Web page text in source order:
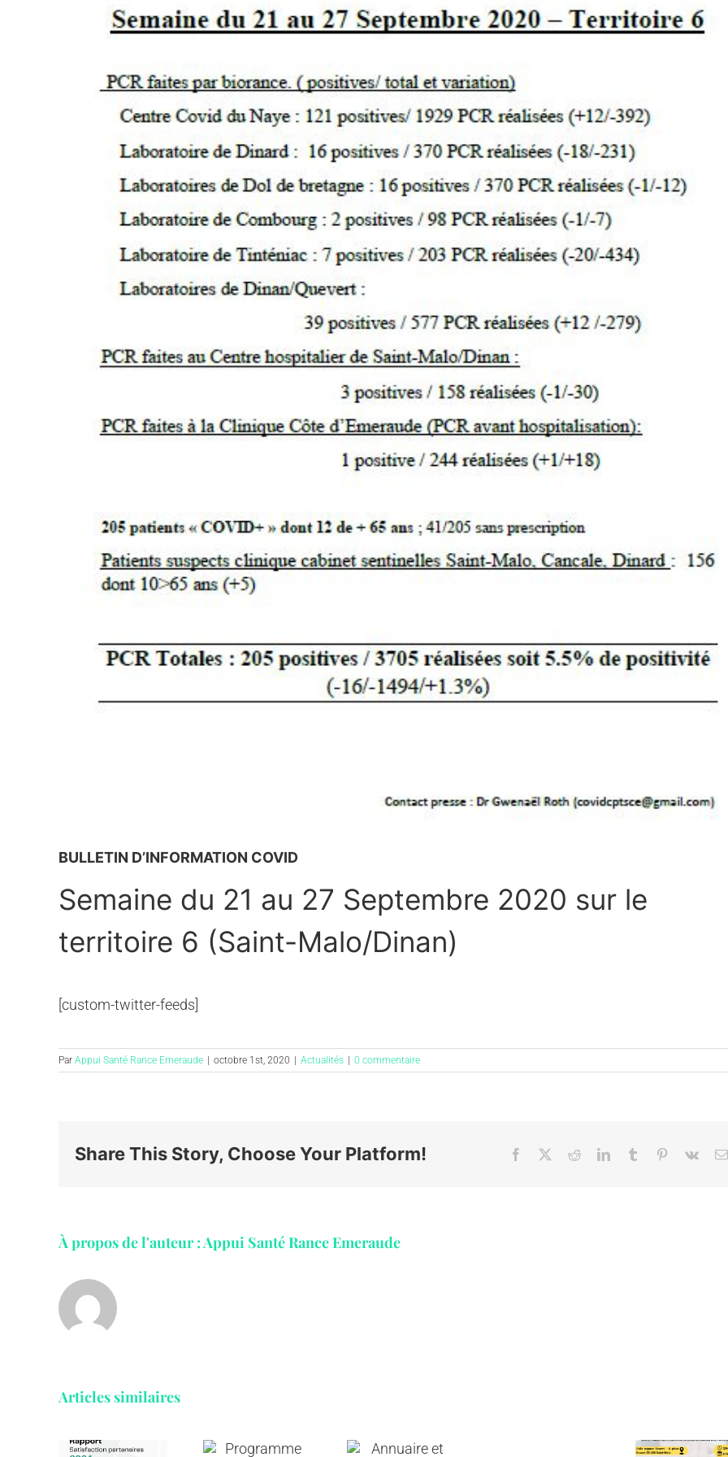
BULLETIN D’INFORMATION COVID
Semaine du 21 au 27 Septembre 2020 sur le
territoire 6 (Saint-Malo/Dinan)
[custom-twitter-feeds]
Par Appui Santé Rance Emeraude octobre 1st, 2020 Actualités 0 commentaire
Share This Story, Choose Your Platform! Facebook RedditLinkedInTumblr Pinterest
Vk
À propos de l'auteur :Appui Santé Rance Emeraude
Articles similaires
Programme
Oncologiques